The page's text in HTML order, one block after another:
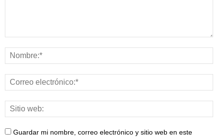
Guardar mi nombre, correo electrónico y sitio web en este